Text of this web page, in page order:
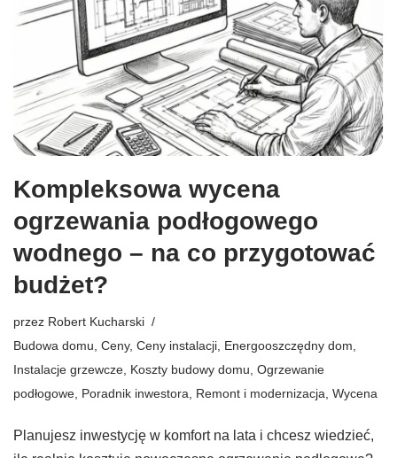
Kompleksowa wycena
ogrzewania podłogowego
wodnego – na co przygotować
budżet?
przez Robert Kucharski
Budowa domu Ceny, Ceny instalacji Energooszczędny dom
Instalacje grzewcze Koszty budowy domu Ogrzewanie
podłogowe Poradnik inwestora Remont i modernizacja Wycena
Planujesz inwestycję w komfort na lata i chcesz wiedzieć,